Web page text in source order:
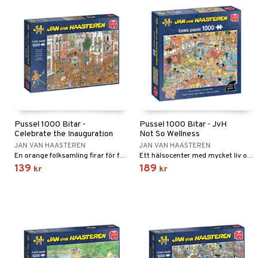
Pussel 1000 Bitar -
Celebrate the Inauguration
JAN VAN HAASTEREN
En orange folksamling firar för fullt.
139 kr
Pussel 1000 Bitar - JvH
Not So Wellness
JAN VAN HAASTEREN
Ett hälsocenter med mycket liv och rörelse!
189 kr
Wild Life
Zhu PetsDollhouse
Friends
Barn
Love
Villa Villerkulla
Prinsessor
Kitty
Bluey
City
Creator
Disney
Disney Princess
Ninjago
& Köksredskap
leksaker